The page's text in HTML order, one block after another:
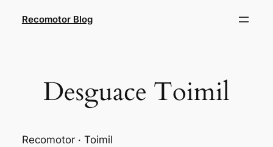
Recomotor Blog
Desguace Toimil
Recomotor · Toimil